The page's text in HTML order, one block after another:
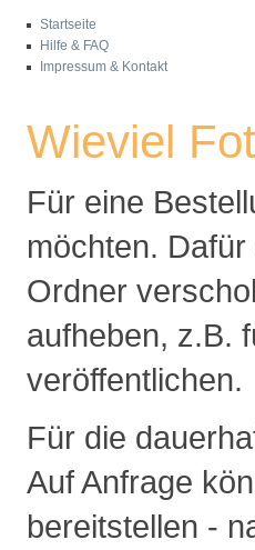
Startseite
Hilfe & FAQ
Impressum & Kontakt
Wieviel
Für eine
möchten. Dafür
Ordner
aufheben, z.B.
veröffentlichen.
Für die
Auf Anfrage
bereitstellen -